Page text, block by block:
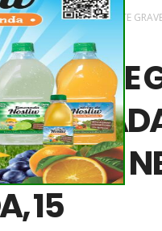
/Novas/
ASSAÍ - ACIDENTE
15